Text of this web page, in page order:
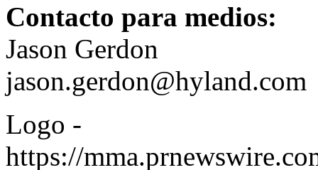
Contacto para medios:
Jason Gerdon
jason.gerdon@hyland.com
Logo -
https://